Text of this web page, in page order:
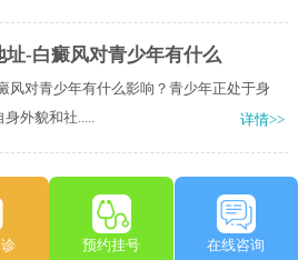
-白癜风对青少年有什么
风对青少年有什么影响？青少年正处于身
外貌和社.....
详情>>
预约挂号 在线咨询